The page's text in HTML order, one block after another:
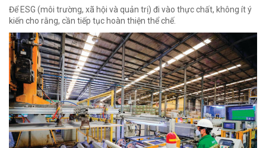
Để ESG (môi trường, xã hội và quản trị) đi vào thực chất, không ít ý
kiến cho rằng, cần tiếp tục hoàn thiện thể chế.